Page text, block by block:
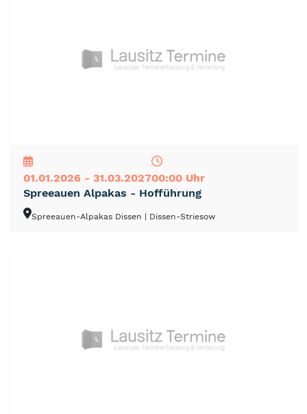
01.01.2026 - 31.03.202700:00 Uhr
Spreeauen Alpakas - Hofführung
Spreeauen-Alpakas Dissen | Dissen-Striesow